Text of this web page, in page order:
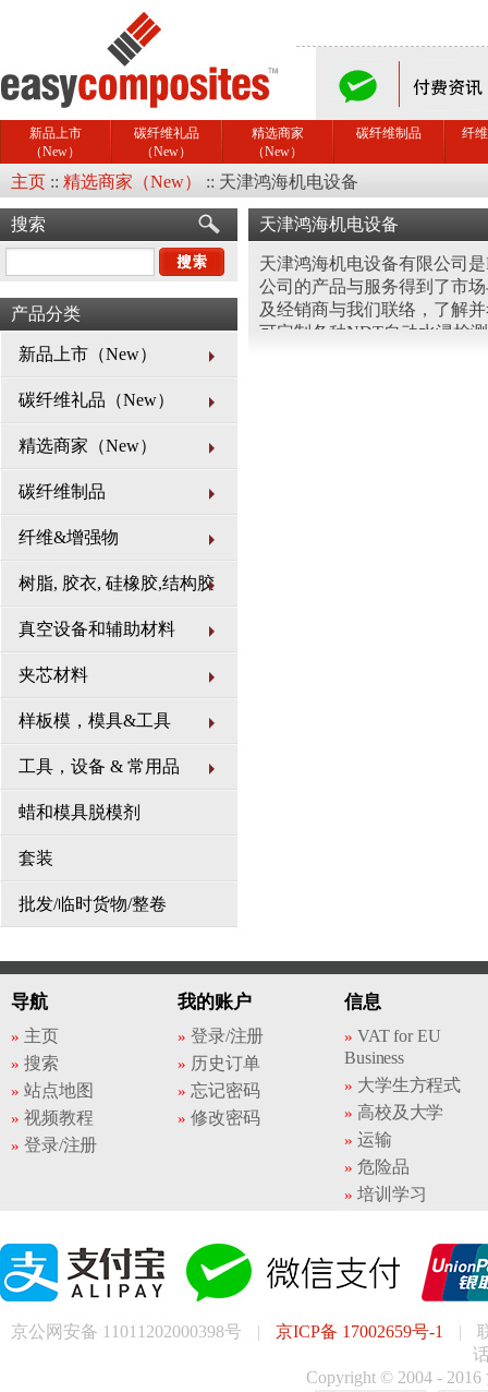
新品上市
（New）
碳纤维礼品
（New）
精选商家
（New）
碳纤维制品 纤
主页 :: 精选商家（New） :: 天津鸿海机电设备
搜索
产品分类
新品上市（New）
碳纤维礼品（New）
精选商家（New）
碳纤维制品
纤维&增强物
树脂, 胶衣, 硅橡胶,结构胶
真空设备和辅助材料
夹芯材料
样板模，模具&工具
工具，设备 & 常用品
蜡和模具脱模剂
套装
批发/临时货物/整卷
天津鸿海机电设备
天津鸿海机电设备有限公司
公司的产品与服务得到了市
及经销商与我们联络，了解
可定制各种NDT自动水浸检
导航
主页
搜索
站点地图
视频教程
登录/注册
我的账户
登录/注册
历史订单
忘记密码
修改密码
信息
VAT for EU
Business
大学生方程式
高校及大学
运输
危险品
培训学习
京公网安备 11011202000398号 | 京ICP备 17002659号-1 |
Copyright © 2004 -